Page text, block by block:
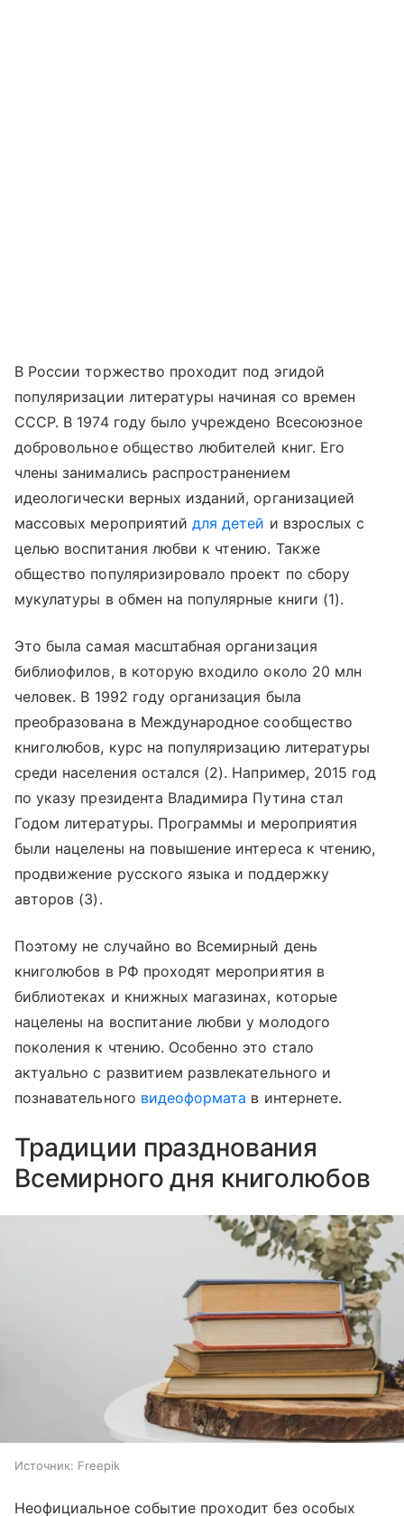
В России торжество проходит под эгидой
популяризации литературы начиная со времен
СССР. В 1974 году было учреждено Всесоюзное
добровольное общество любителей книг. Его
члены занимались распространением
идеологически верных изданий, организацией
массовых мероприятийдля детей и взрослых с
целью воспитания любви к чтению. Также
общество популяризировало проект по сбору
мукулатуры в обмен на популярные книги (1).
Это была самая масштабная организация
библиофилов, в которую входило около 20 млн
человек. В 1992 году организация была
преобразована в Международное сообщество
книголюбов, курс на популяризацию литературы
среди населения остался (2). Например, 2015 год
по указу президента Владимира Путина стал
Годом литературы. Программы и мероприятия
были нацелены на повышение интереса к чтению,
продвижение русского языка и поддержку
авторов (3).
Поэтому не случайно во Всемирный день
книголюбов в РФ проходят мероприятия в
библиотеках и книжных магазинах, которые
нацелены на воспитание любви у молодого
поколения к чтению. Особенно это стало
актуально с развитием развлекательного и
познавательного видеоформата в интернете.
Традиции празднования
Всемирного дня книголюбов
Источник: Freepik
Неофициальное событие проходит без особых